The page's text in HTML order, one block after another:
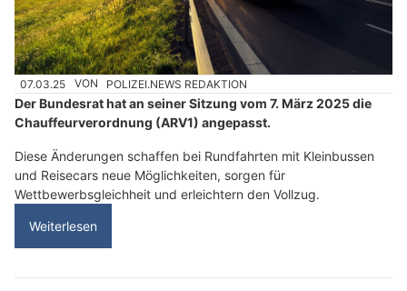
07.03.25 VON POLIZEI.NEWS REDAKTION
Der Bundesrat hat an seiner Sitzung vom 7. März 2025 die
Chauffeurverordnung (ARV1) angepasst.
Diese Änderungen schaffen bei Rundfahrten mit Kleinbussen
und Reisecars neue Möglichkeiten, sorgen für
Wettbewerbsgleichheit und erleichtern den Vollzug.
Weiterlesen